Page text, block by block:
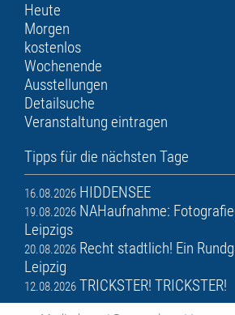
Heute
Morgen
kostenlos
Wochenende
Ausstellungen
Detailsuche
Veranstaltung eintragen
Tipps für die nächsten Tage
16.08.2026 HIDDENSEE
19.08.2026 NAHaufnahme:
Leipzigs
20.08.2026 Recht stadtlich! Ein
Leipzig
12.08.2026 TRICKSTER! TRICKSTER!